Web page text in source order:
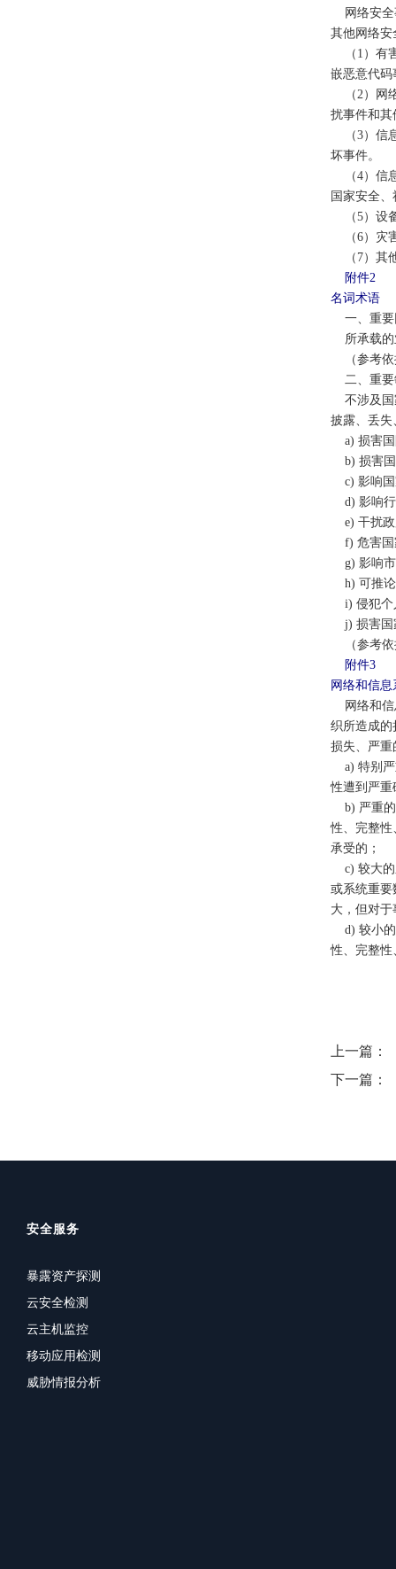
网络安全
其他网络安
（1）有
嵌恶意代码
（2）网
扰事件和其
（3）信
坏事件。
（4）信
国家安全
（5）设
（6）灾
（7）其
附件2
名词术语
一、重要
所承载的
（参考依
二、重要
不涉及国
披露、丢失
a) 损害国
b) 损害国
c) 影响国
d) 影响行
e) 干扰政
f) 危害国
g) 影响市
h) 可推论
i) 侵犯个
j) 损害国
（参考依
附件3
网络和信
网络和信
织所造成的
损失、严重
a) 特别严
性遭到严重
b) 严重的
性、完整性
承受的；
c) 较大的
或系统重要
大，但对
d) 较小的
性、完整性
上一篇：
下一篇：
安全服务
暴露资产探测
云安全检测
云主机监控
移动应用检测
威胁情报分析